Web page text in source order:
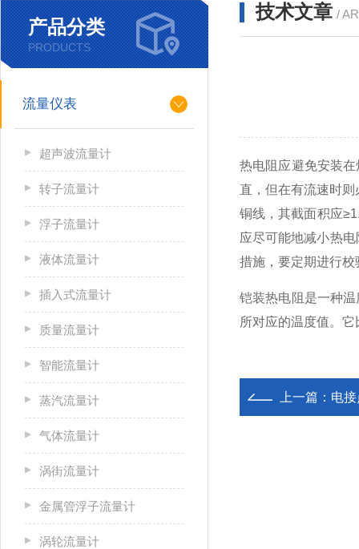
产品分类
PRODUCTS
流量仪表
超声波流量计
转子流量计
浮子流量计
液体流量计
插入式流量计
质量流量计
智能流量计
蒸汽流量计
气体流量计
涡街流量计
金属管浮子流量计
涡轮流量计
技术文章 /
热电阻应避免安装
直，但在有流速时
铜线，其截面积应
应尽可能地减小热
措施，要定期进行校
铠装热电阻是一种
所对应的温度值。
上一篇： 电